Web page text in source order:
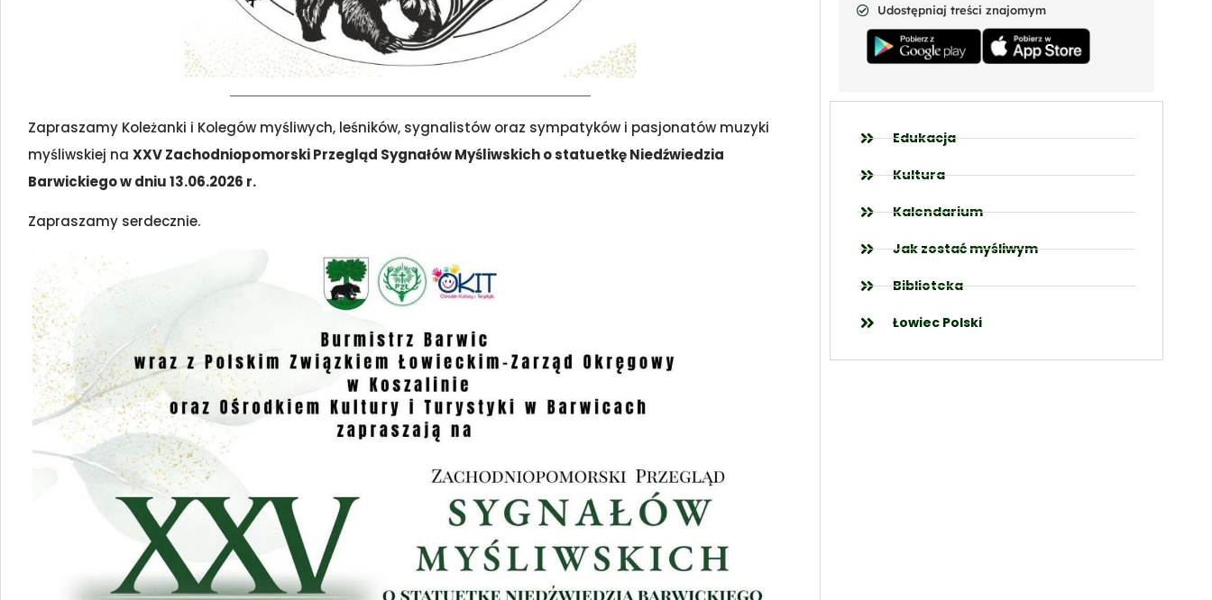
Zapraszamy Koleżanki i Kolegów myśliwych, leśników, sygnalistów oraz sympatyków i pasjonatów muzyki
myśliwskiej na XXV Zachodniopomorski Przegląd Sygnałów Myśliwskich o statuetkę Niedźwiedzia
Barwickiego w dniu 13.06.2026 r.
Zapraszamy serdecznie.
Udostępniaj treści znajomym
Edukacja
Kultura
Kalendarium
Jak zostać myśliwym
Biblioteka
Łowiec Polski